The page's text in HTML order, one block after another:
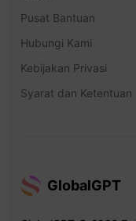
Pusat Bantuan
Hubungi Kami
Kebijakan Privasi
Syarat dan Ketentuan
GlobalGPT